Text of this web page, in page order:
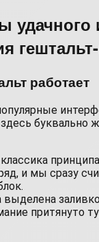
удачного
работает
буквально
принципа
и мы сразу
выделена
притянуто